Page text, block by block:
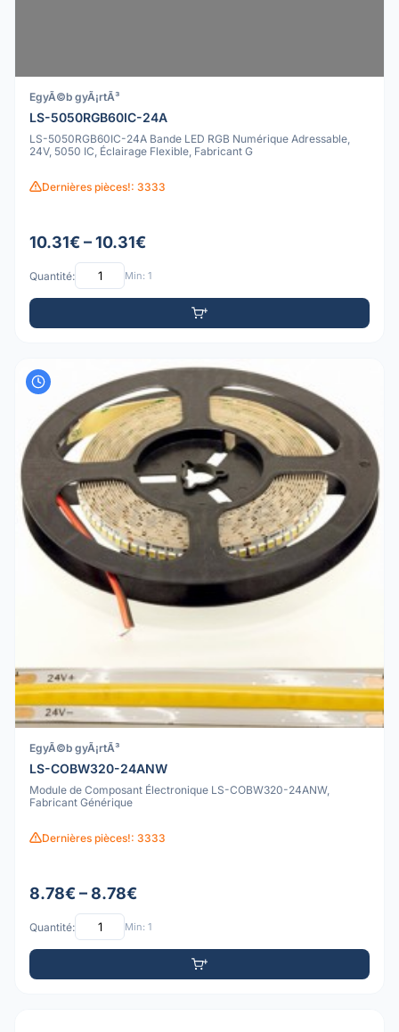
EgyÃ©b gyÃ¡rtÃ³
LS-5050RGB60IC-24A
LS-5050RGB60IC-24A Bande LED RGB Numérique Adressable,
24V, 5050 IC, Éclairage Flexible, Fabricant G
Dernières pièces!: 3333
10.31€ – 10.31€
Quantité: Min: 1
EgyÃ©b gyÃ¡rtÃ³
LS-COBW320-24ANW
Module de Composant Électronique LS-COBW320-24ANW,
Fabricant Générique
Dernières pièces!: 3333
8.78€ – 8.78€
Quantité: Min: 1